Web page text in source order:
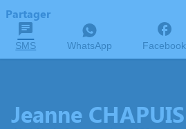
Partager
SMS WhatsApp Facebook
Jeanne CHAPUIS